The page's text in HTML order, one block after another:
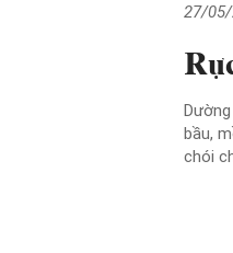
27/
bầu,
chói